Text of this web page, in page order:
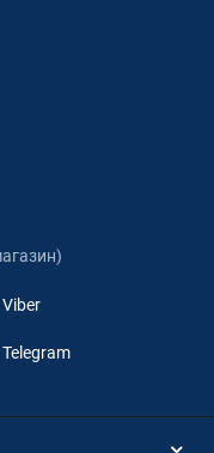
Viber
Telegram